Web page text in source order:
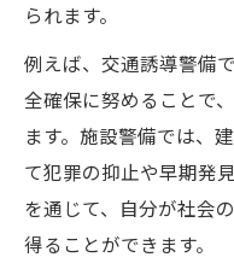
られます。
例えば、交通誘導警備
全確保に努めることで
ます。施設警備では、
て犯罪の抑止や早期発
を通じて、自分が社会
得ることができます。